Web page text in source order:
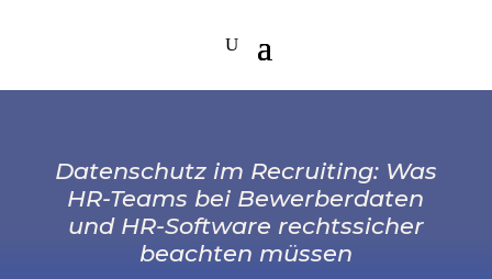
Datenschutz im Recruiting: Was
HR-Teams bei Bewerberdaten
und HR-Software rechtssicher
beachten müssen